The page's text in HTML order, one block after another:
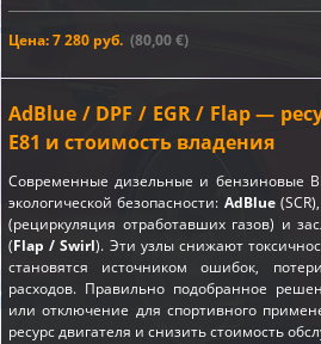
Цена: 7 280 руб. (80,00 €)
AdBlue / DPF / EGR / Flap —
E81 и стоимость владения
Современные дизельные и бензиновые
экологической безопасности: AdBlue(SCR),
(рециркуляция отработавших газов) и
(Flap / Swirl). Эти узлы снижают
становятся источником ошибок,
расходов. Правильно подобранное
или отключение для спортивного
ресурс двигателя и снизить стоимость